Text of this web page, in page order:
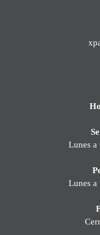
Lunes a
Lunes a